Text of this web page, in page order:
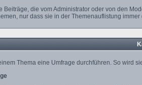
die vom Administrator oder von den
nur dass sie in der Themenauflistung
Thema eine Umfrage durchführen. So wird